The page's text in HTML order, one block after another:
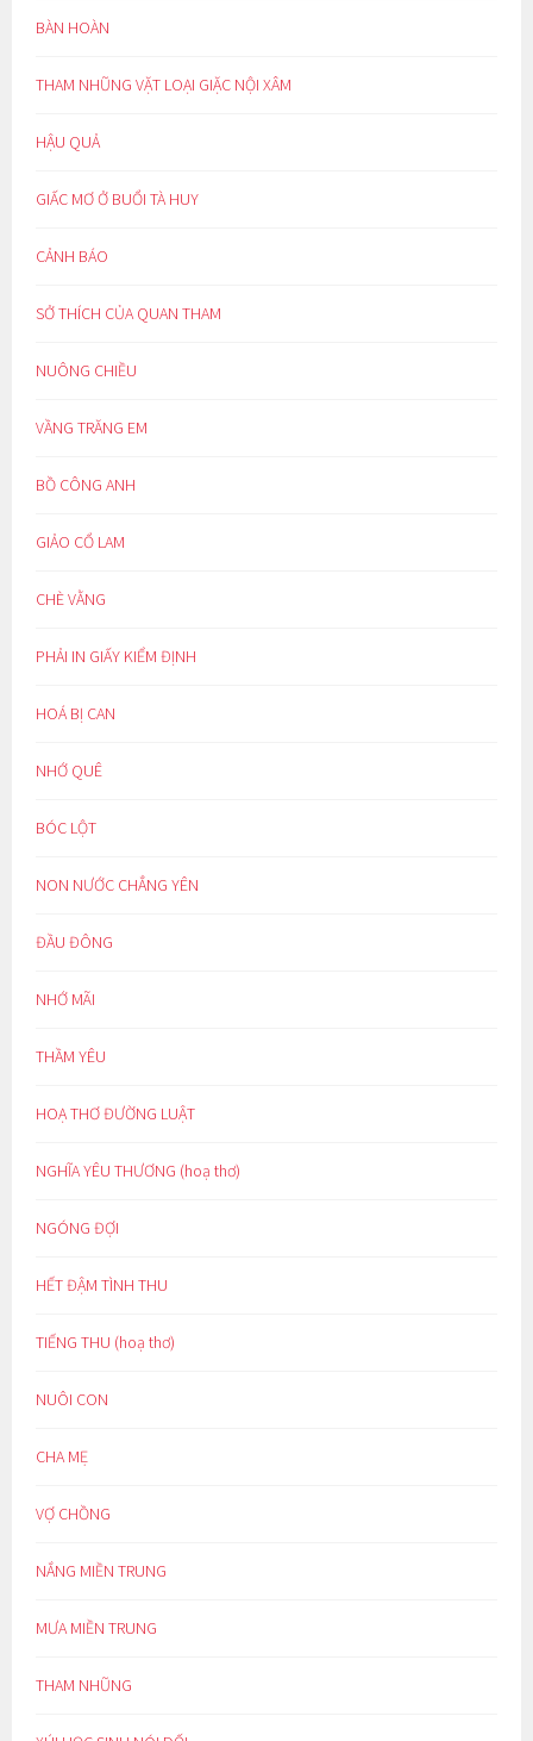
BÀN HOÀN
THAM NHŨNG VẶT LOẠI GIẶC NỘI XÂM
HẬU QUẢ
GIẤC MƠ Ở BUỔI TÀ HUY
CẢNH BÁO
SỞ THÍCH CỦA QUAN THAM
NUÔNG CHIỀU
VẦNG TRĂNG EM
BỒ CÔNG ANH
GIẢO CỔ LAM
CHÈ VẰNG
PHẢI IN GIẤY KIỂM ĐỊNH
HOÁ BỊ CAN
NHỚ QUÊ
BÓC LỘT
NON NƯỚC CHẲNG YÊN
ĐẦU ĐÔNG
NHỚ MÃI
THẦM YÊU
HOẠ THƠ ĐƯỜNG LUẬT
NGHĨA YÊU THƯƠNG (hoạ thơ)
NGÓNG ĐỢI
HẾT ĐẬM TÌNH THU
TIẾNG THU (hoạ thơ)
NUÔI CON
CHA MẸ
VỢ CHỒNG
NẮNG MIỀN TRUNG
MƯA MIỀN TRUNG
THAM NHŨNG